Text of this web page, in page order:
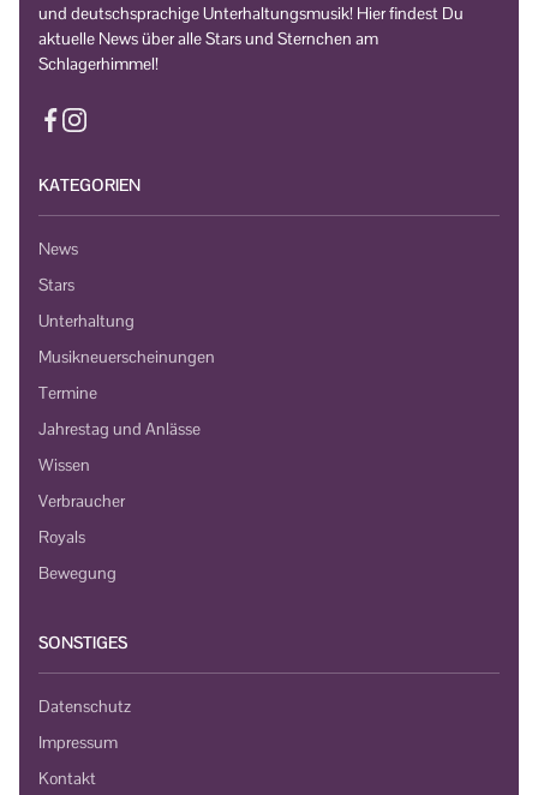
und deutschsprachige Unterhaltungsmusik! Hier findest Du
aktuelle News über alle Stars und Sternchen am
Schlagerhimmel!
KATEGORIEN
News
Stars
Unterhaltung
Musikneuerscheinungen
Termine
Jahrestag und Anlässe
Wissen
Verbraucher
Royals
Bewegung
SONSTIGES
Datenschutz
Impressum
Kontakt